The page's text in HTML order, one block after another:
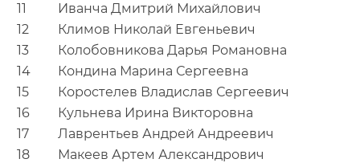
11
Иванча Дмитрий Михайлович
12
Климов Николай Евгеньевич
13
Колобовникова Дарья Романовна
14
Кондина Марина Сергеевна
15
Коростелев Владислав Сергеевич
16
Кульнева Ирина Викторовна
17
Лаврентьев Андрей Андреевич
18
Макеев Артем Александрович